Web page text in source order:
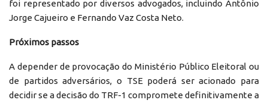
foi representado por diversos advogados, incluindo Antônio
Jorge Cajueiro e Fernando Vaz Costa Neto.
Próximos passos
A depender de provocação do Ministério Público Eleitoral ou
de partidos adversários, o TSE poderá ser acionado para
decidir se a decisão do TRF-1 compromete definitivamente a